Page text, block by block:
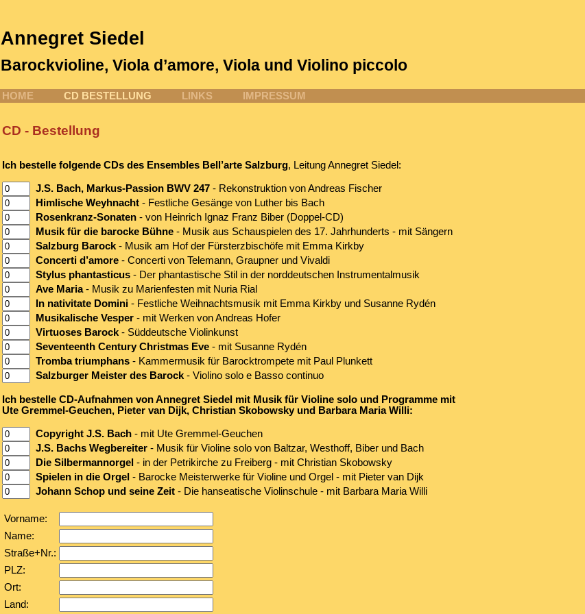
Annegret Siedel
Barockvioline, Viola d’amore, Viola und Violino piccolo
HOME CD BESTELLUNG LINKS IMPRESSUM
CD - Bestellung
Ich bestelle folgende CDs des Ensembles Bell’arte Salzburg, Leitung Annegret Siedel:
J.S. Bach, Markus-Passion BWV 247 - Rekonstruktion von Andreas Fischer
Himlische Weyhnacht - Festliche Gesänge von Luther bis Bach
Rosenkranz-Sonaten - von Heinrich Ignaz Franz Biber (Doppel-CD)
Musik für die barocke Bühne - Musik aus Schauspielen des 17. Jahrhunderts - mit Sängern
Salzburg Barock- Musik am Hof der Fürsterzbischöfe mit Emma Kirkby
Concerti d’amore - Concerti von Telemann, Graupner und Vivaldi
Stylus phantasticus - Der phantastische Stil in der norddeutschen Instrumentalmusik
Ave Maria- Musik zu Marienfesten mit Nuria Rial
In nativitate Domini - Festliche Weihnachtsmusik mit Emma Kirkby und Susanne Rydén
Musikalische Vesper - mit Werken von Andreas Hofer
Virtuoses Barock- Süddeutsche Violinkunst
Seventeenth Century Christmas Eve - mit Susanne Rydén
Tromba triumphans - Kammermusik für Barocktrompete mit Paul Plunkett
Salzburger Meister des Barock- Violino solo e Basso continuo
Ich bestelle CD-Aufnahmen von Annegret Siedel mit Musik für Violine solo und Programme mit
Ute Gremmel-Geuchen, Pieter van Dijk, Christian Skobowsky und Barbara Maria Willi:
Copyright J.S. Bach - mit Ute Gremmel-Geuchen
J.S. Bachs Wegbereiter - Musik für Violine solo von Baltzar, Westhoff, Biber und Bach
Die Silbermannorgel - in der Petrikirche zu Freiberg - mit Christian Skobowsky
Spielen in die Orgel - Barocke Meisterwerke für Violine und Orgel - mit Pieter van Dijk
Johann Schop und seine Zeit - Die hanseatische Violinschule - mit Barbara Maria Willi
Vorname:
Name:
Straße+Nr.:
PLZ:
Ort:
Land: